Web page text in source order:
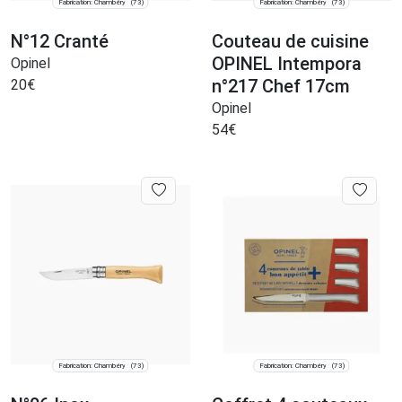
Fabrication: Chambéry (73)
N°12 Cranté
Opinel
20€
Fabrication: Chambéry (73)
Couteau de cuisine
OPINEL Intempora
n°217 Chef 17cm
Opinel
54€
Fabrication: Chambéry (73) Fabrication: Chambéry (73)